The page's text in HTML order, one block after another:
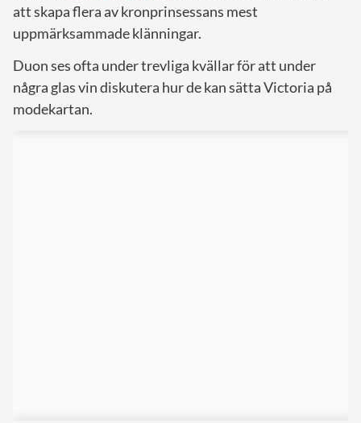
att skapa flera av kronprinsessans mest
uppmärksammade klänningar.
Duon ses ofta under trevliga kvällar för att under
några glas vin diskutera hur de kan sätta Victoria på
modekartan.